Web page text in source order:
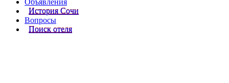
История Сочи
Вопросы
Поиск отеля